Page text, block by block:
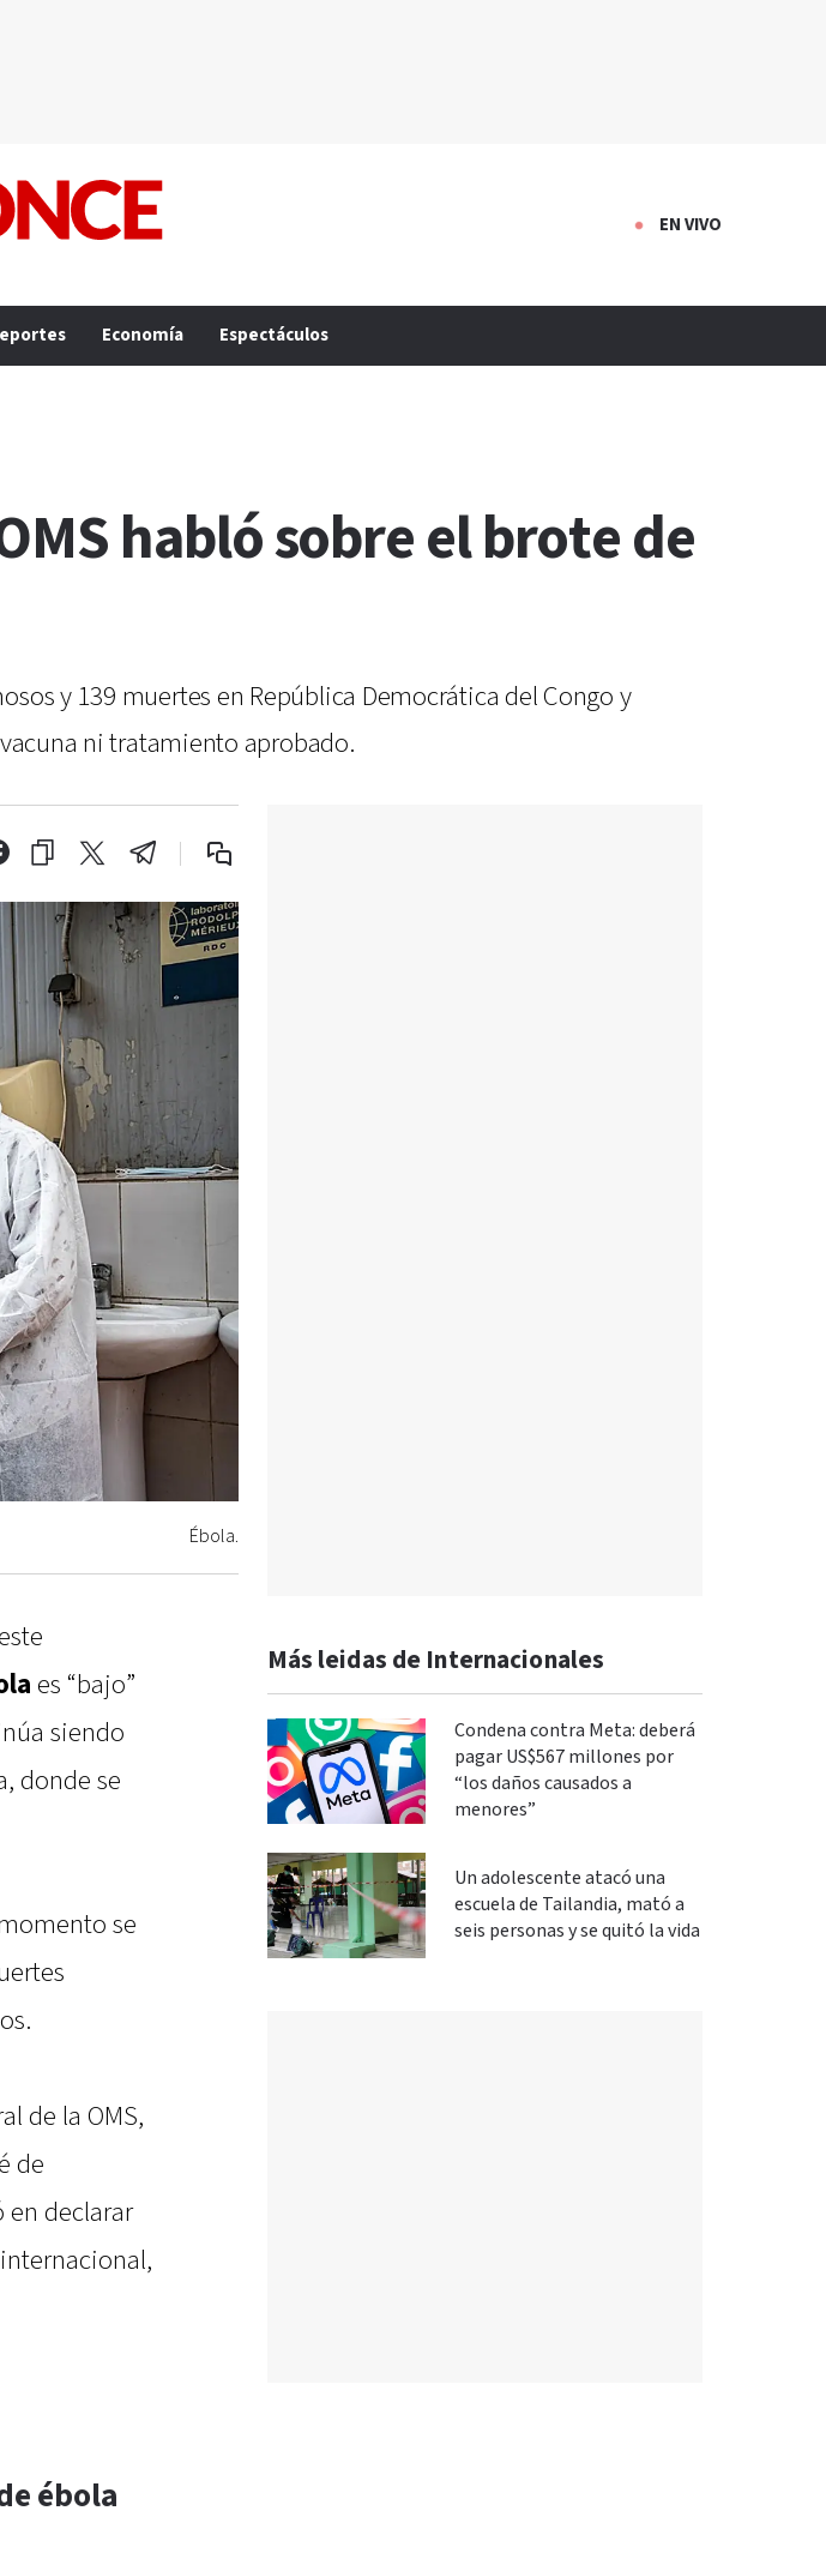
EN VIVO
Economía Espectáculos
habló sobre el brote de
y 139 muertes en República Democrática del Congo y
ni tratamiento aprobado.
Ébola.
es “bajo”
siendo
donde se
se
de la OMS,
de
declarar
ébola
Más leidas de Internacionales
Condena contra Meta: deberá
pagar US$567 millones por
“los daños causados a
menores”
Un adolescente atacó una
escuela de Tailandia, mató a
seis personas y se quitó la vida